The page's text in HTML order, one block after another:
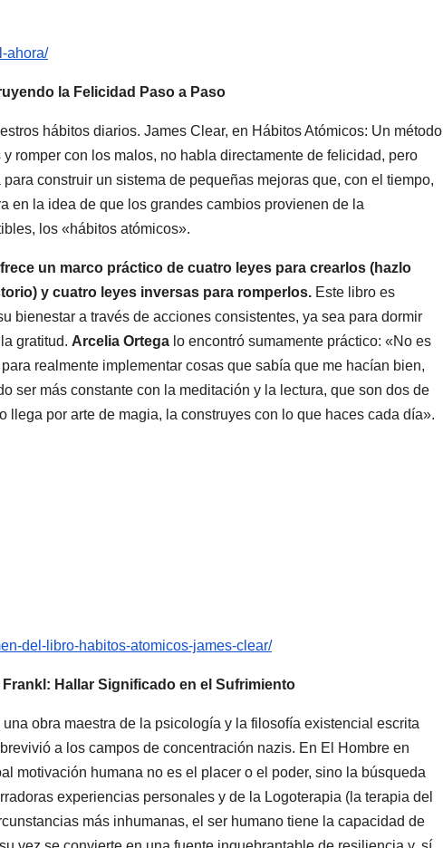
ahora/
la Felicidad Paso a Paso
hábitos diarios. James Clear, en Hábitos Atómicos: Un método
romper con los malos, no habla directamente de felicidad, pero
construir un sistema de pequeñas mejoras que, con el tiempo,
en la idea de que los grandes cambios provienen de la
los «hábitos atómicos».
un marco práctico de cuatro leyes para crearlos (hazlo
y cuatro leyes inversas para romperlos. Este libro es
bienestar a través de acciones consistentes, ya sea para dormir
gratitud. Arcelia Ortega lo encontró sumamente práctico: «No es
realmente implementar cosas que sabía que me hacían bien,
ser más constante con la meditación y la lectura, que son dos de
por arte de magia, la construyes con lo que haces cada día».
del-libro-habitos-atomicos-james-clear/
Hallar Significado en el Sufrimiento
obra maestra de la psicología y la filosofía existencial escrita
a los campos de concentración nazis. En El Hombre en
motivación humana no es el placer o el poder, sino la búsqueda
experiencias personales y de la Logoterapia (la terapia del
más inhumanas, el ser humano tiene la capacidad de